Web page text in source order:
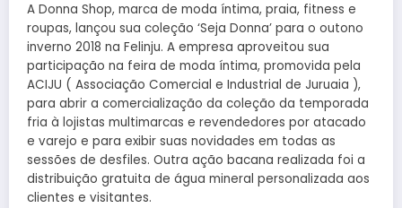
A Donna Shop, marca de moda íntima, praia, fitness e
roupas, lançou sua coleção ‘Seja Donna’ para o outono
inverno 2018 na Felinju. A empresa aproveitou sua
participação na feira de moda íntima, promovida pela
ACIJU ( Associação Comercial e Industrial de Juruaia ),
para abrir a comercialização da coleção da temporada
fria à lojistas multimarcas e revendedores por atacado
e varejo e para exibir suas novidades em todas as
sessões de desfiles. Outra ação bacana realizada foi a
distribuição gratuita de água mineral personalizada aos
clientes e visitantes.